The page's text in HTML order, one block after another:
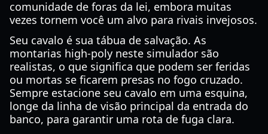
comunidade de foras da lei, embora muitas
vezes tornem você um alvo para rivais invejosos.
Seu cavalo é sua tábua de salvação. As
montarias high-poly neste simulador são
realistas, o que significa que podem ser feridas
ou mortas se ficarem presas no fogo cruzado.
Sempre estacione seu cavalo em uma esquina,
longe da linha de visão principal da entrada do
banco, para garantir uma rota de fuga clara.